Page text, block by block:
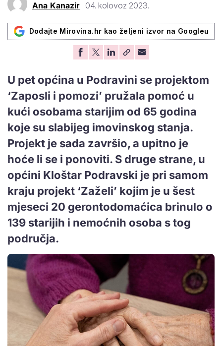
Ana Kanazir 04. kolovoz 2023.
Dodajte Mirovina.hr kao željeni izvor na Googleu
U pet općina u Podravini se projektom
‘Zaposli i pomozi’ pružala pomoć u
kući osobama starijim od 65 godina
koje su slabijeg imovinskog stanja.
Projekt je sada završio, a upitno je
hoće li se i ponoviti. S druge strane, u
općini Kloštar Podravski je pri samom
kraju projekt ‘Zaželi’ kojim je u šest
mjeseci 20 gerontodomaćica brinulo o
139 starijih i nemoćnih osoba s tog
područja.